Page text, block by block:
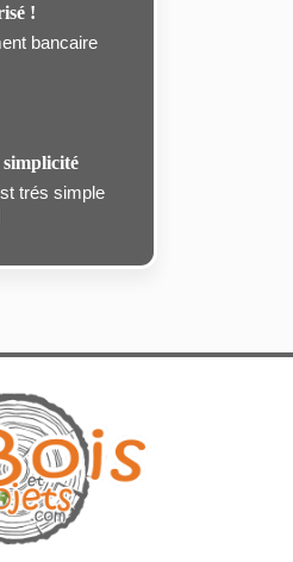
!
bancaire
trés simple